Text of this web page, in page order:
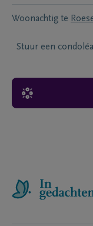
Woonachtig te
Stuur een